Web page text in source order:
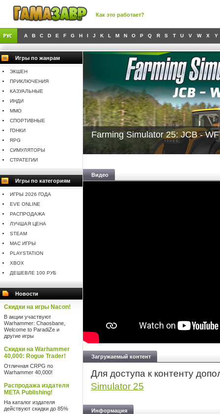
Как это работает?
A B C D E F G H I J K L M N O P Q R S T U V W X Y
Игры по жанрам
ЭКШЕН
ПРИКЛЮЧЕНИЯ
КАЗУАЛЬНЫЕ
ИНДИ
MMO
СПОРТИВНЫЕ
ГОНКИ
RPG
СИМУЛЯТОРЫ
СТРАТЕГИИ
Игры по категориям
ИГРЫ 2026 ГОДА
EVE ONLINE
РАСПРОДАЖА
ЛУЧШАЯ ЦЕНА
STEAM
MAC ИГРЫ
PLAYSTATION
XBOX
ДЕШЕВЛЕ 100 РУБ
Новости
Скидки на игры Nacon!
В акции участвуют
Warhammer: Chaosbane,
Welcome to ParadiZe и
другие игры
Скидки на Warhammer
40,000: Rogue Trader!
Отличная CRPG по
Warhammer 40,000!
Распродажа издателя
META Publishing!
На каталог издателя
действуют скидки до 85%
Farming Simulator 25: JCB -
Видео
Загружаемый контент
Для доступа к контенту
Simulator 25
Информация